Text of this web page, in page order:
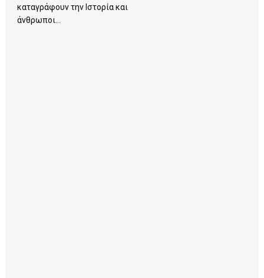
καταγράφουν την Ιστορία και
άνθρωποι...